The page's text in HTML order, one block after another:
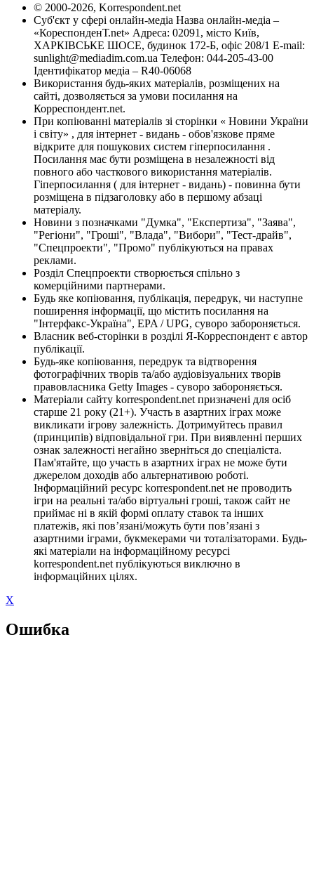
© 2000-2026, Korrespondent.net
Суб'єкт у сфері онлайн-медіа Назва онлайн-медіа –
«КореспонденТ.net» Адреса: 02091, місто Київ,
ХАРКІВСЬКЕ ШОСЕ, будинок 172-Б, офіс 208/1 E-mail:
sunlight@mediadim.com.ua Телефон: 044-205-43-00
Ідентифікатор медіа – R40-06068
Використання будь-яких матеріалів, розміщених на
сайті, дозволяється за умови посилання на
Корреспондент.net.
При копіюванні матеріалів зі сторінки « Новини України
і світу» , для інтернет - видань - обов'язкове пряме
відкрите для пошукових систем гіперпосилання .
Посилання має бути розміщена в незалежності від
повного або часткового використання матеріалів.
Гіперпосилання ( для інтернет - видань) - повинна бути
розміщена в підзаголовку або в першому абзаці
матеріалу.
Новини з позначками "Думка", "Експертиза", "Заява",
"Регіони", "Гроші", "Влада", "Вибори", "Тест-драйв",
"Спецпроекти", "Промо" публікуються на правах
реклами.
Розділ Спецпроекти створюється спільно з
комерційними партнерами.
Будь яке копіювання, публікація, передрук, чи наступне
поширення інформації, що містить посилання на
"Інтерфакс-Україна", EPA / UPG, суворо забороняється.
Власник веб-сторінки в розділі Я-Корреспондент є автор
публікації.
Будь-яке копіювання, передрук та відтворення
фотографічних творів та/або аудіовізуальних творів
правовласника Getty Images - суворо забороняється.
Матеріали сайту korrespondent.net призначені для осіб
старше 21 року (21+). Участь в азартних іграх може
викликати ігрову залежність. Дотримуйтесь правил
(принципів) відповідальної гри. При виявленні перших
ознак залежності негайно зверніться до спеціаліста.
Пам'ятайте, що участь в азартних іграх не може бути
джерелом доходів або альтернативою роботі.
Інформаційний ресурс korrespondent.net не проводить
ігри на реальні та/або віртуальні гроші, також сайт не
приймає ні в якій формі оплату ставок та інших
платежів, які пов’язані/можуть бути пов’язані з
азартними іграми, букмекерами чи тоталізаторами. Будь-
які матеріали на інформаційному ресурсі
korrespondent.net публікуються виключно в
інформаційних цілях.
X
Ошибка